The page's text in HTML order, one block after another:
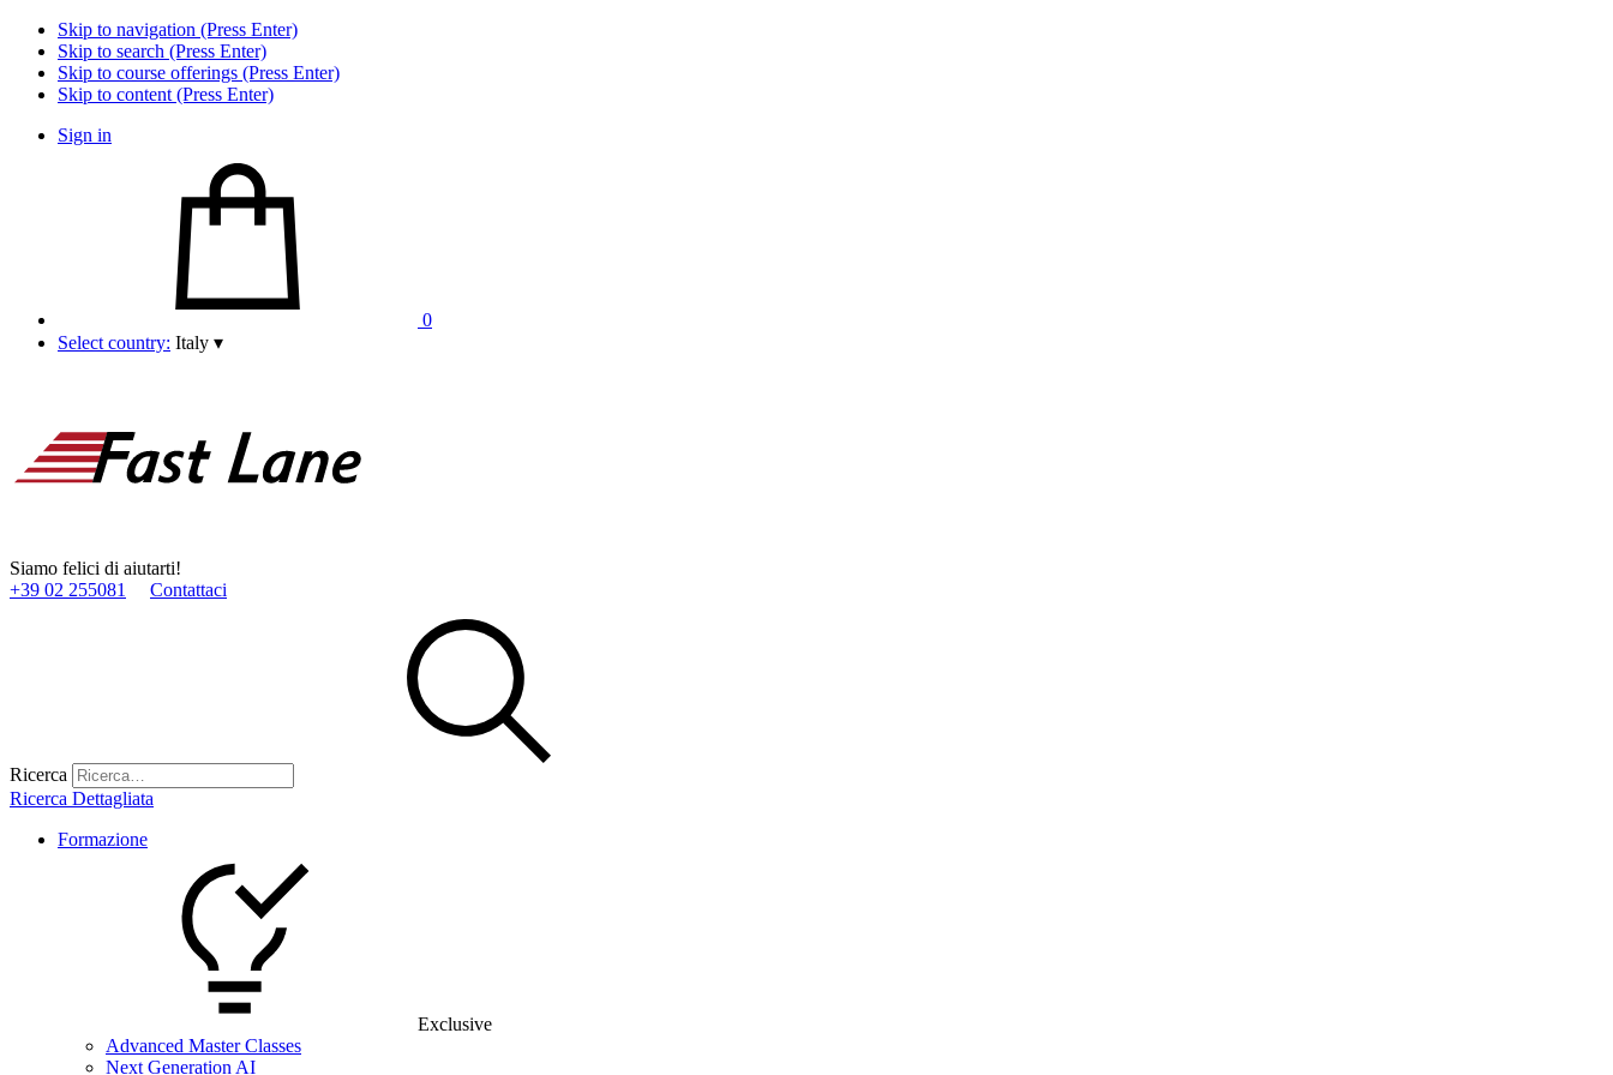
Skip to navigation (Press Enter)
Skip to search (Press Enter)
Skip to course offerings (Press Enter)
Skip to content (Press Enter)
Sign in
0
Select country: Italy ▾
Siamo felici di aiutarti!
+39 02 255081
Contattaci
Ricerca
Ricerca Dettagliata
Formazione
Exclusive
Advanced Master Classes
Next Generation AI